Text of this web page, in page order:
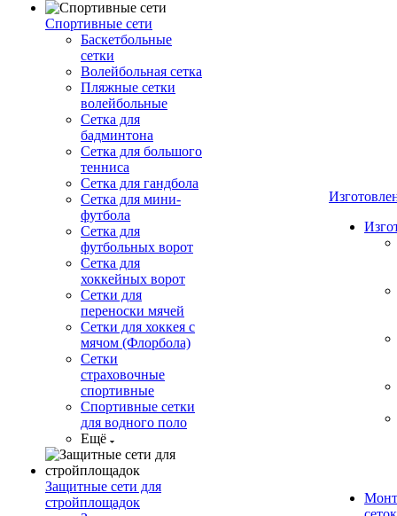
Спортивные сети
Баскетбольные
сетки
Волейбольная сетка
Пляжные сетки
волейбольные
Сетка для
бадминтона
Сетка для большого
тенниса
Сетка для гандбола
Сетка для мини-
футбола
Сетка для
футбольных ворот
Сетка для
хоккейных ворот
Сетки для
переноски мячей
Сетки для хоккея с
мячом (Флорбола)
Сетки
страховочные
спортивные
Спортивные сетки
для водного поло
Ещё
Защитные сети для
стройплощадок